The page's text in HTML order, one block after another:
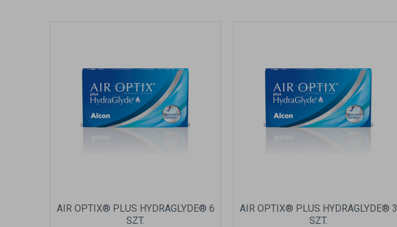
AIR OPTIX® PLUS HYDRAGLYDE® 6
SZT.
AIR OPTIX® PLUS HYDRAGLYDE® 3
SZT.